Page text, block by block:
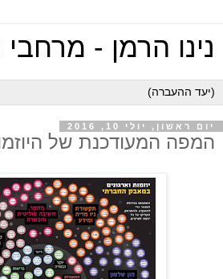
נינו הרמן -
יום ראשון, יולי 10, 2016
המפה המעודכנת של